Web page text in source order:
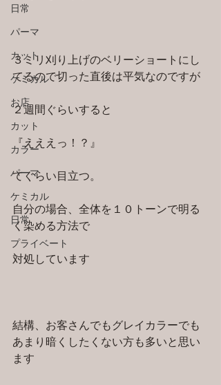
日常
パーマ
カット
ケミカル
お店
カット
カラー
パーマ
ケミカル
日常
プライベート
３ミリ刈り上げのベリーショートにし
てるので切った直後は平気なのですが
２週間ぐらいすると
『えええっ！？』
てぐらい目立つ。
自分の場合、全体を１０トーンで明る
く染める方法で
対処しています
結構、お客さんでもグレイカラーでも
あまり暗くしたくない方も多いと思い
ます